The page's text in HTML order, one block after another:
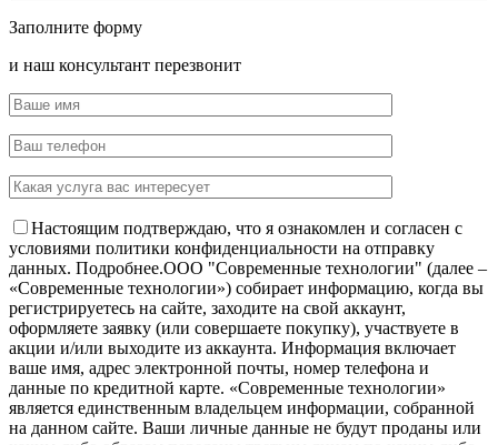
Заполните форму
и наш консультант перезвонит
Настоящим подтверждаю, что я ознакомлен и согласен с
условиями политики конфиденциальности на отправку
данных. Подробнее.OOO "Современные технологии" (далее –
«Современные технологии») собирает информацию, когда вы
регистрируетесь на сайте, заходите на свой аккаунт,
оформляете заявку (или совершаете покупку), участвуете в
акции и/или выходите из аккаунта. Информация включает
ваше имя, адрес электронной почты, номер телефона и
данные по кредитной карте. «Современные технологии»
является единственным владельцем информации, собранной
на данном сайте. Ваши личные данные не будут проданы или